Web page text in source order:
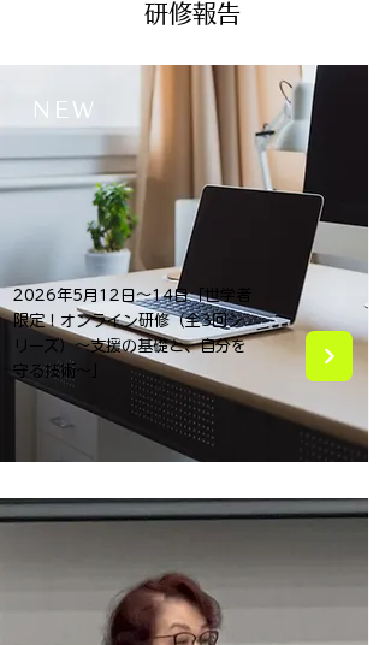
研修報告
2026年5月12日～14日「世学者
限定！オンライン研修（全3回シ
リーズ）～支援の基礎と、自分を
守る技術～」
​NEW